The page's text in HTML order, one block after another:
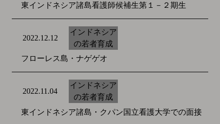
東インドネシア諸島看護師候補生第１－２期生
2022.12.12
インドネシア
の若者育成
フローレス島・ナゲゲオ
2022.11.04
インドネシア
の若者育成
東インドネシア諸島・クパン国立看護大学での面接